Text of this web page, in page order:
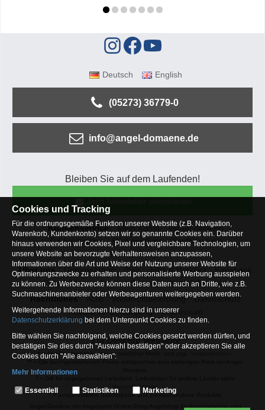
Deutsch English
(05273) 36779-0
info@angel-domaene.de
Bleiben Sie auf dem Laufenden!
Kundenservice Mein Konto
Versandkosten
Zahlungsarten
Rücksendung
Kaufberatung
Häufige Fragen
Über uns
Unternehmen Blog Jobs & Praktika
Facebook
Osterfeldsee
Archiv Sitemap
Kontaktformular
Rechtliches
AGB Widerrufsbelehrung
Datenschutz
Altbatterie-Entsorgung
Impressum
Zur Desktop Webseite
* = Alle Preisangaben inkl. gesetzlicher MwSt. und zzgl.
Versandinfoseite.
2= ausgenommen Sonderpeise und preisgebundene Produkte.
Cookies und Tracking
Für die ordnungsgemäße Funktion unserer Website (z.B. Navigation,
Warenkorb, Kundenkonto) setzen wir so genannte Cookies ein. Darüber
hinaus verwenden wir Cookies, Pixel und vergleichbare Technologien, um
unsere Website an bevorzugte Verhaltensweisen anzupassen,
Informationen über die Art und Weise der Nutzung unserer Website für
Optimierungszwecke zu erhalten und personalisierte Werbung ausspielen
zu können. Zu Werbezwecke können diese Daten auch an Dritte, wie z.B.
Suchmaschinenanbieter oder Werbeagenturen weitergegeben werden.
Weitergehende Informationen hierzu sind in unserer
Datenschutzerklärung bei dem Unterpunkt Cookies zu finden.
Bitte wählen Sie nachfolgend, welche Cookies gesetzt werden dürfen, und
bestätigen Sie dies durch "Auswahl bestätigen" oder akzeptieren Sie alle
Cookies durch "Alle auswählen":
Mehr Informationen
Essentiell
Essentiell Statistiken Marketing